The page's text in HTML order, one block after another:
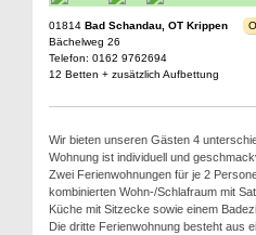
01814 Bad Schandau, OT Krippen
Bächelweg 26
Telefon: 0162 9762694
12 Betten + zusätzlich Aufbettung
Wir bieten unseren Gästen 4
Wohnung ist individuell und
Zwei Ferienwohnungen für je 2
kombinierten Wohn-/Schlafraum mit
Küche mit Sitzecke sowie einem
Die dritte Ferienwohnung besteht aus